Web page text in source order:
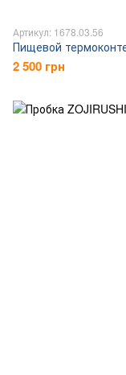
Артикул: 1678.03.56
Пищевой
2 500 грн